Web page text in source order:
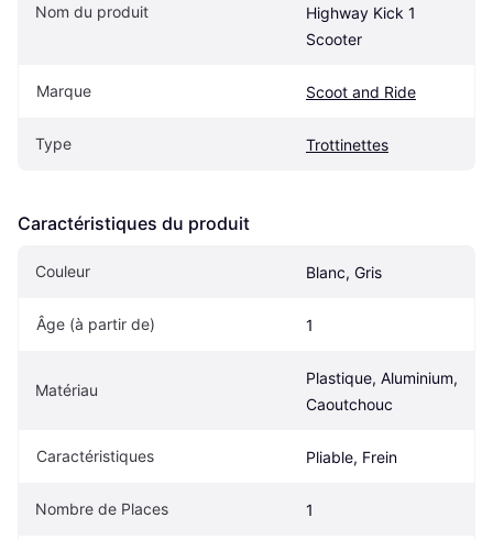
Nom du produit
Highway Kick 1
Scooter
Marque Scoot and Ride
Type Trottinettes
Caractéristiques du produit
Couleur Blanc, Gris
Âge (à partir de) 1
Matériau
Plastique, Aluminium,
Caoutchouc
Caractéristiques Pliable, Frein
Nombre de Places 1